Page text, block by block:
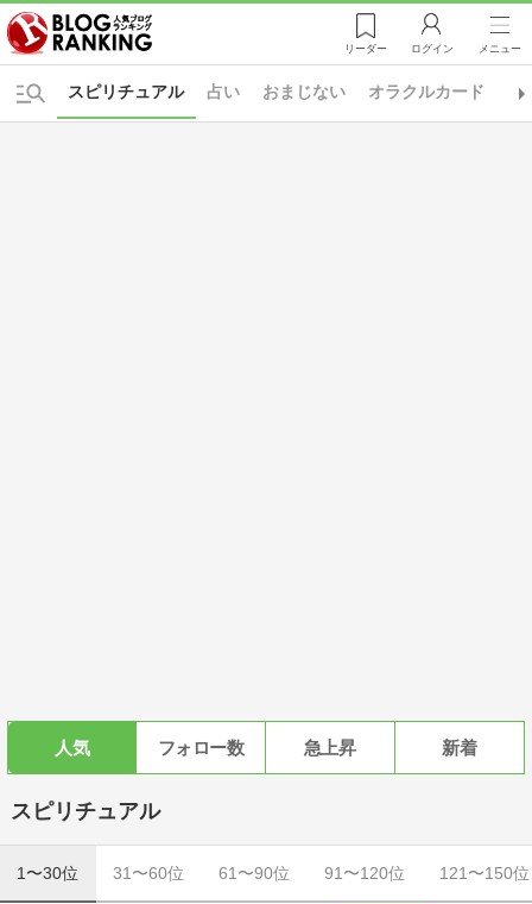
リーダー ログイン メニュー
占い おまじない オラクルカード
スピリチュアル
人気 フォロー数 急上昇 新着
スピリチュアル
1〜30位 31〜60位 61〜90位 91〜120位 121〜150位